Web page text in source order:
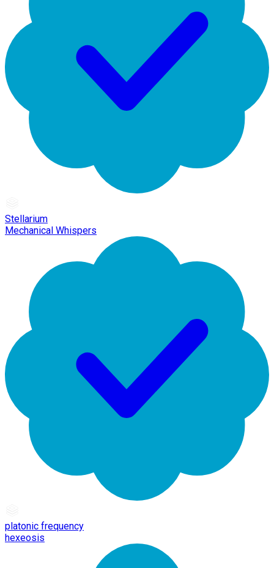
Stellarium
Mechanical Whispers
platonic frequency
hexeosis